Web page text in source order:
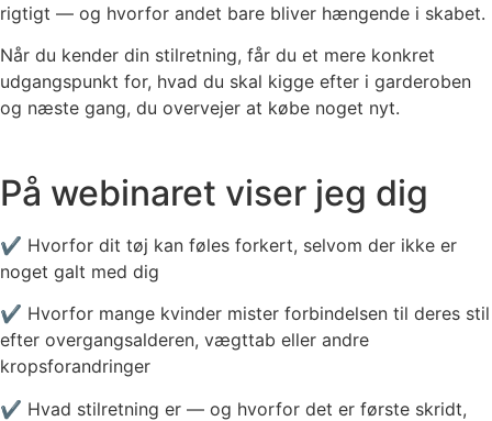
rigtigt — og hvorfor andet bare bliver hængende i skabet.
Når du kender din stilretning, får du et mere konkret
udgangspunkt for, hvad du skal kigge efter i garderoben
og næste gang, du overvejer at købe noget nyt.
På webinaret viser jeg dig
✔ Hvorfor dit tøj kan føles forkert, selvom der ikke er
noget galt med dig
✔ Hvorfor mange kvinder mister forbindelsen til deres stil
efter overgangsalderen, vægttab eller andre
kropsforandringer
✔ Hvad stilretning er — og hvorfor det er første skridt,